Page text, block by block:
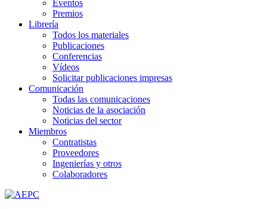
Eventos
Premios
Librería
Todos los materiales
Publicaciones
Conferencias
Vídeos
Solicitar publicaciones impresas
Comunicación
Todas las comunicaciones
Noticias de la asociación
Noticias del sector
Miembros
Contratistas
Proveedores
Ingenierías y otros
Colaboradores